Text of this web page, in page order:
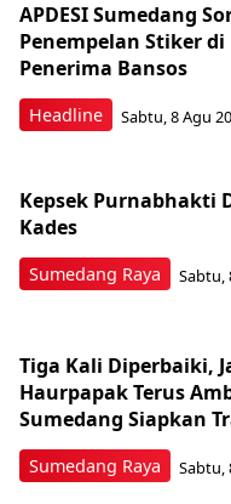
Headline
APDESI Sumedang
Penempelan Stiker di
Penerima Bansos
Sabtu, 8 Agu
Sumedang Raya
Kepsek Purnabhakti
Kades
Sabtu,
Sumedang Raya
Tiga Kali Diperbaiki,
Haurpapak Terus
Sumedang Siapkan
Sabtu,